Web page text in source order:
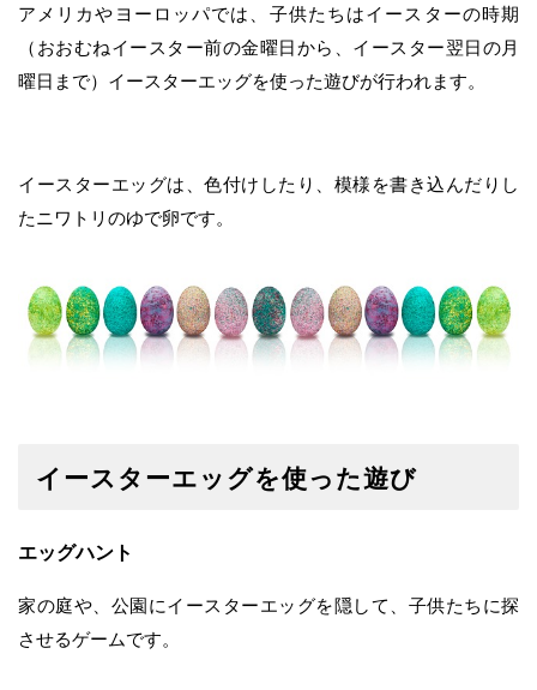
アメリカやヨーロッパでは、子供たちはイースターの時期
（おおむねイースター前の金曜日から、イースター翌日の月
曜日まで）イースターエッグを使った遊びが行われます。
イースターエッグは、色付けしたり、模様を書き込んだりし
たニワトリのゆで卵です。
イースターエッグを使った遊び
エッグハント
家の庭や、公園にイースターエッグを隠して、子供たちに探
させるゲームです。